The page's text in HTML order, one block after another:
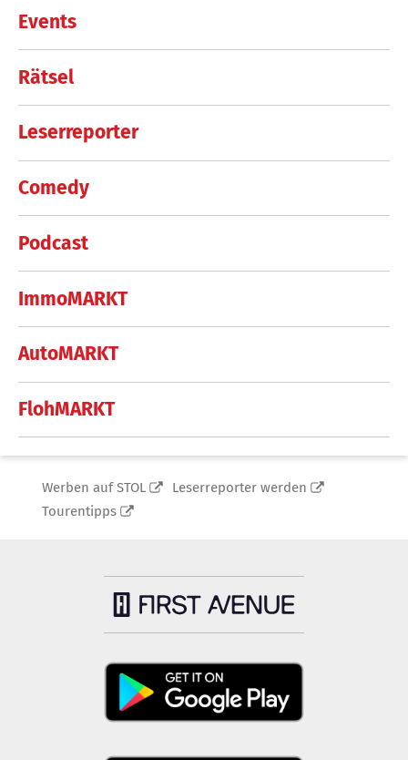
Events
Rätsel
Leserreporter
Comedy
Podcast
ImmoMARKT
AutoMARKT
FlohMARKT
Werben auf STOL
Leserreporter werden
Tourentipps